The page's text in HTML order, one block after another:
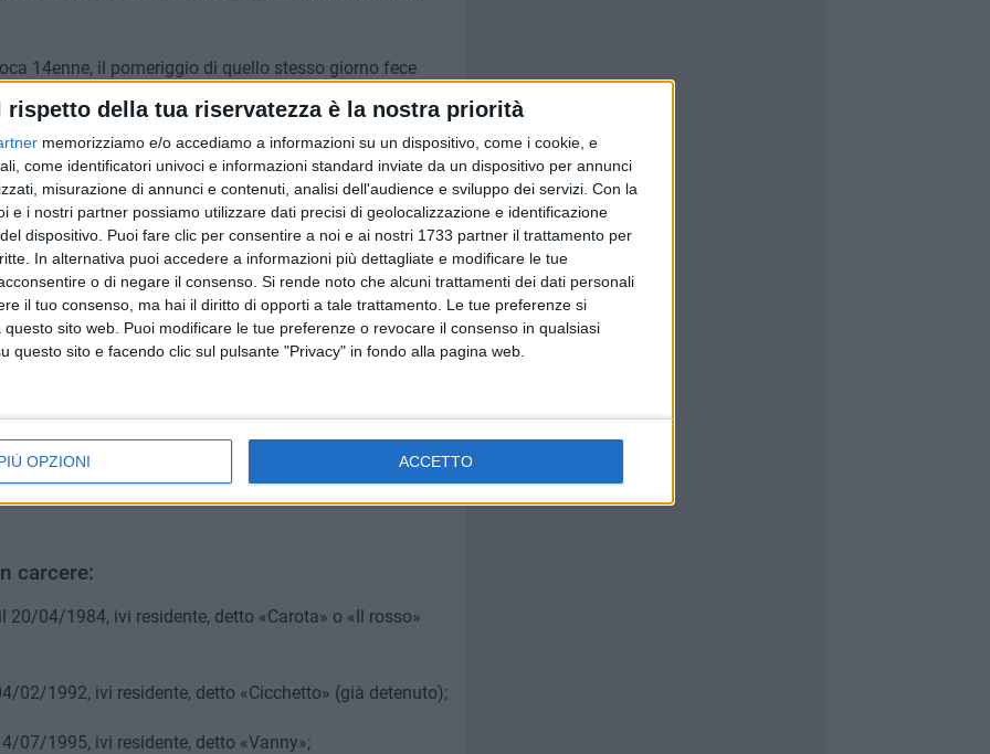
rispetto della tua riservatezza è la nostra priorità
memorizziamo e/o accediamo a informazioni su un dispositivo, come i cookie, e
come identificatori univoci e informazioni standard inviate da un dispositivo per annunci
misurazione di annunci e contenuti, analisi dell'audience e sviluppo dei servizi. Con la
e i nostri partner possiamo utilizzare dati precisi di geolocalizzazione e identificazione
dispositivo. Puoi fare clic per consentire a noi e ai nostri 1733 partner il trattamento per
In alternativa puoi accedere a informazioni più dettagliate e modificare le tue
o di negare il consenso. Si rende noto che alcuni trattamenti dei dati personali
il tuo consenso, ma hai il diritto di opporti a tale trattamento. Le tue preferenze si
sito web. Puoi modificare le tue preferenze o revocare il consenso in qualsiasi
questo sito e facendo clic sul pulsante "Privacy" in fondo alla pagina web.
OPZIONI ACCETTO
14enne, il pomeriggio di quello stesso giorno fece
in cui il buttafuori non gli aveva consentito di entrare
il buttafuori, provocando la reazione degli
voluti sottomettere. E così quella stessa sera Vavalle,
in un agguato in via Caposcardicchio, al rione
fu colpito daalcuni proiettili calibro 7.62 (30 quelli
al torace, alle gambe e al basso ventre. Vavalle fu
da solo. Secondo le testimonianze, a sparare
in sella a due moto mentre Vavalle era in auto: il clan
radiotrasmittente, che avvertì i killer del passaggio
di ricondurre l'evento delittuoso ad un quadro di
degli esponenti del clan Strisciuglio di consolidare il
di competenza criminale, il San Pio, mediante la
carcere:
04/1984, ivi residente, detto «Carota» o «Il rosso»
02/1992, ivi residente, detto «Cicchetto» (già detenuto);
07/1995, ivi residente, detto «Vanny»;